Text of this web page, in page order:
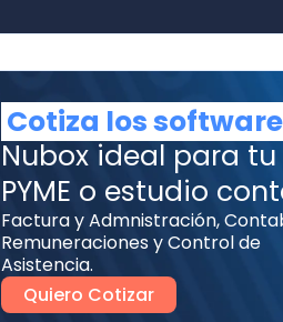
Cotiza los software
Nubox ideal para tu
PYME o estudio
Factura y Admnistración,
Remuneraciones y Control de
Asistencia.
Quiero Cotizar